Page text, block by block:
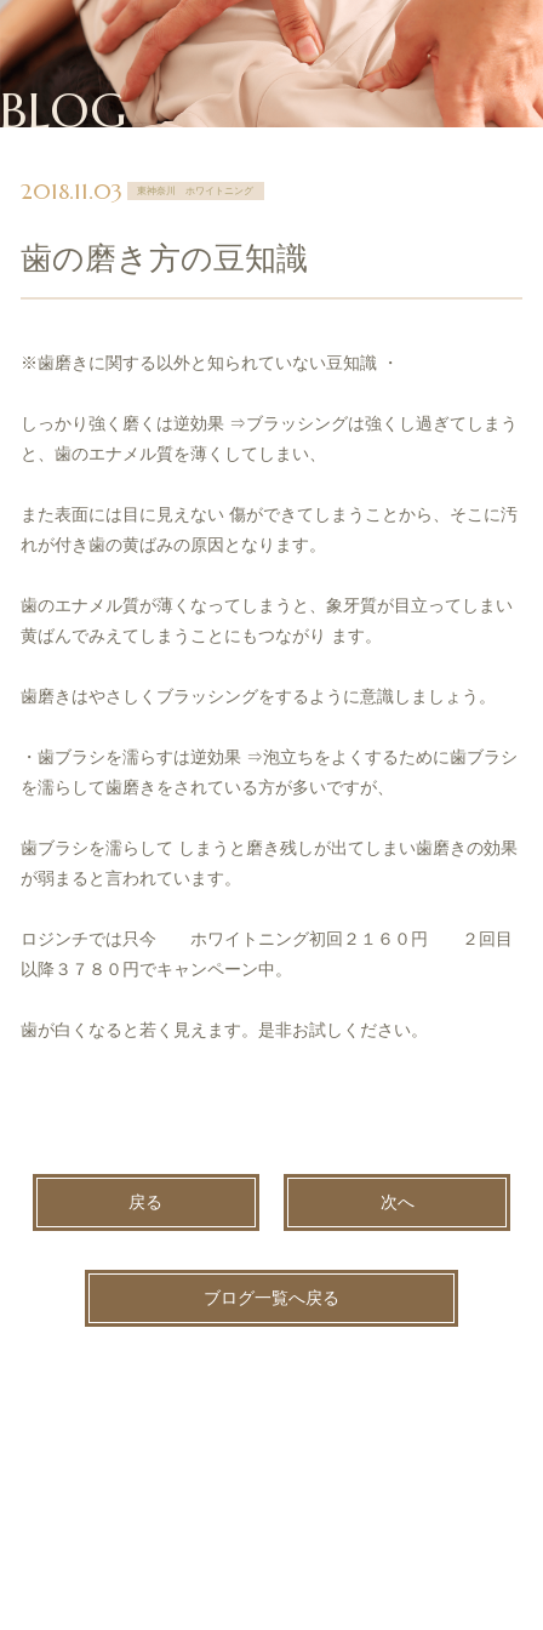
BLOG
2018.11.03 東神奈川 ホワイトニング
歯の磨き方の豆知識
※歯磨きに関する以外と知られていない豆知識 ・
しっかり強く磨くは逆効果 ⇒ブラッシングは強くし過ぎてしまう
と、歯のエナメル質を薄くしてしまい、
また表面には目に見えない 傷ができてしまうことから、そこに汚
れが付き歯の黄ばみの原因となります。
歯のエナメル質が薄くなってしまうと、象牙質が目立ってしまい
黄ばんでみえてしまうことにもつながり ます。
歯磨きはやさしくブラッシングをするように意識しましょう。
・歯ブラシを濡らすは逆効果 ⇒泡立ちをよくするために歯ブラシ
を濡らして歯磨きをされている方が多いですが、
歯ブラシを濡らして しまうと磨き残しが出てしまい歯磨きの効果
が弱まると言われています。
ロジンチでは只今 ホワイトニング初回２１６０円 ２回目
以降３７８０円でキャンペーン中。
歯が白くなると若く見えます。是非お試しください。
戻る 次へ
ブログ一覧へ戻る